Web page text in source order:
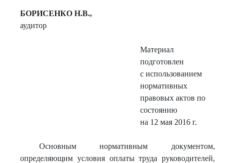
БОРИСЕНКО Н.В.,
аудитор
Материал
подготовлен
с использованием
нормативных
правовых актов по
состоянию
на 12 мая 2016 г.
Основным нормативным документом,
определяющим условия оплаты труда руководителей,